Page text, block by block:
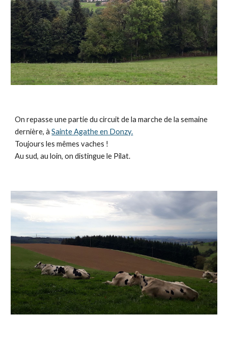
On repasse une partie du circuit de la marche de la semaine
dernière, àSainte Agathe en Donzy.
Toujours les mêmes vaches !
Au sud, au loin, on distingue le Pilat.